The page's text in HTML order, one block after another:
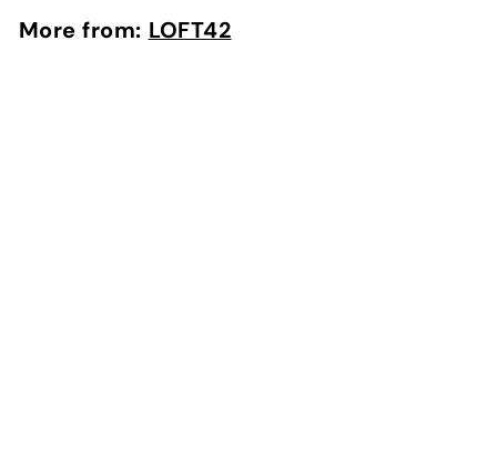
More from: LOFT42